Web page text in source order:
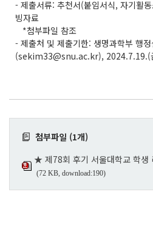
- 제출서류: 추천서(붙임서식, 자기활
빙자료
*첨부파일 참조
- 제출처 및 제출기한: 생명과학부 행
(sekim33@snu.ac.kr), 2024.7.19.(
첨부파일 (1개)
★ 제78회 후기 서울대학교 학생
(72 KB, download:190)